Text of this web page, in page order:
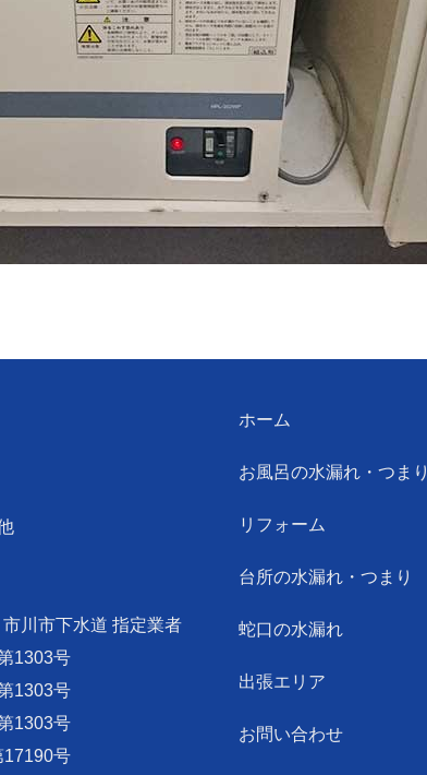
川市下水道 指定業者
1303号
1303号
1303号
17190号
ホーム
お風呂の水漏れ・つまり
リフォーム
台所の水漏れ・つまり
蛇口の水漏れ
出張エリア
お問い合わせ